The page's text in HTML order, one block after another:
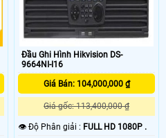
Đầu Ghi Hình Hikvision DS-
9664NI-I16
Giá Bán: 104,000,000 ₫
Giá gốc: 113,400,000 ₫
👁 Độ Phân giải : FULL HD 1080P .